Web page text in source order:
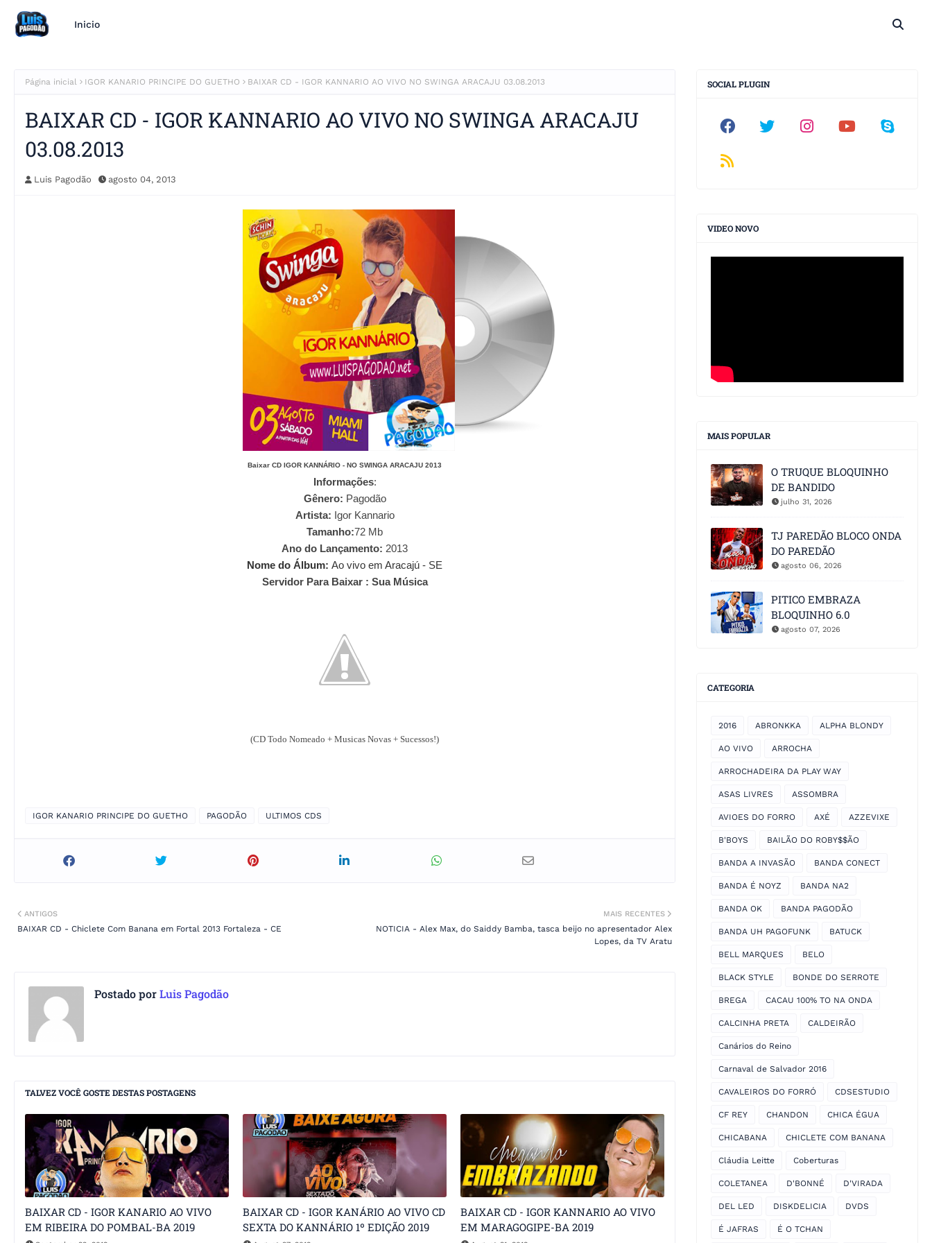
Inicio
Página inicial IGOR KANARIO PRINCIPE DO GUETHO BAIXAR CD - IGOR KANNARIO AO VIVO NO SWINGA ARACAJU 03.08.2013
BAIXAR CD - IGOR KANNARIO AO VIVO NO SWINGA ARACAJU
03.08.2013
Luis Pagodão agosto 04, 2013
Baixar CD IGOR KANNÁRIO - NO SWINGA ARACAJU 2013
Informações:
Gênero: Pagodão
Artista: Igor Kannario
Tamanho:72 Mb
Ano do Lançamento: 2013
Nome do Álbum: Ao vivo em Aracajú - SE
Servidor Para Baixar : Sua Música
(CD Todo Nomeado + Musicas Novas + Sucessos!)
IGOR KANARIO PRINCIPE DO GUETHO PAGODÃO ULTIMOS CDS
MAIS RECENTES
NOTICIA - Alex Max, do Saiddy Bamba, tasca beijo no apresentador Alex
Lopes, da TV Aratu
ANTIGOS
BAIXAR CD - Chiclete Com Banana em Fortal 2013 Fortaleza - CE
Postado porLuis Pagodão
TALVEZ VOCÊ GOSTE DESTAS POSTAGENS
BAIXAR CD - IGOR KANARIO AO VIVO
EM RIBEIRA DO POMBAL-BA 2019
BAIXAR CD - IGOR KANÁRIO AO VIVO CD
SEXTA DO KANNÁRIO 1º EDIÇÃO 2019
BAIXAR CD - IGOR KANNARIO AO VIVO
EM MARAGOGIPE-BA 2019
SOCIAL PLUGIN
VIDEO NOVO
MAIS POPULAR
O TRUQUE BLOQUINHO
DE BANDIDO
julho 31, 2026
TJ PAREDÃO BLOCO ONDA
DO PAREDÃO
agosto 06, 2026
PITICO EMBRAZA
BLOQUINHO 6.0
agosto 07, 2026
CATEGORIA
2016 ABRONKKA ALPHA BLONDY
AO VIVO ARROCHA
ARROCHADEIRA DA PLAY WAY
ASAS LIVRES ASSOMBRA
AVIOES DO FORRO AXÉ AZZEVIXE
B'BOYS BAILÃO DO ROBY$$ÃO
BANDA A INVASÃO BANDA CONECT
BANDA É NOYZ BANDA NA2
BANDA OK BANDA PAGODÃO
BANDA UH PAGOFUNK BATUCK
BELL MARQUES BELO
BLACK STYLE BONDE DO SERROTE
BREGA CACAU 100% TO NA ONDA
CALCINHA PRETA CALDEIRÃO
Canários do Reino
Carnaval de Salvador 2016
CAVALEIROS DO FORRÓ CDSESTUDIO
CF REY CHANDON CHICA ÉGUA
CHICABANA CHICLETE COM BANANA
Cláudia Leitte Coberturas
COLETANEA D'BONNÉ D'VIRADA
DEL LED DISKDELICIA DVDS
É JAFRAS É O TCHAN